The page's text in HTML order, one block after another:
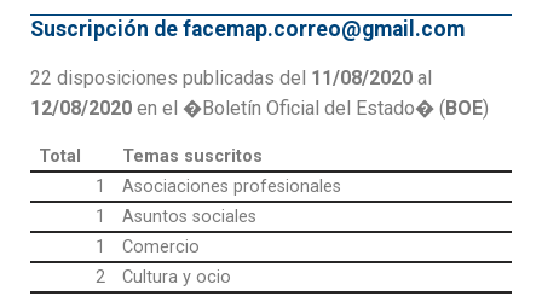
Suscripción de facemap.correo@gmail.com
22 disposiciones publicadas del 11/08/2020 al
12/08/2020 en el �Boletín Oficial del Estado� ( BOE)
Total
Temas suscritos
1
Asociaciones profesionales
1
Asuntos sociales
1
Comercio
2
Cultura y ocio